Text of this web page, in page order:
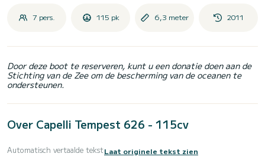
7 pers. 115 pk 6,3 meter 2011
Door deze boot te reserveren, kunt u een donatie doen aan de
Stichting van de Zee om de bescherming van de oceanen te
ondersteunen.
Over Capelli Tempest 626 - 115cv
Automatisch vertaalde tekstLaat originele tekst zien